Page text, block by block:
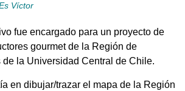
Víctor
fue encargado para un proyecto de
gourmet de la Región de
de la Universidad Central de Chile.
en dibujar/trazar el mapa de la Región